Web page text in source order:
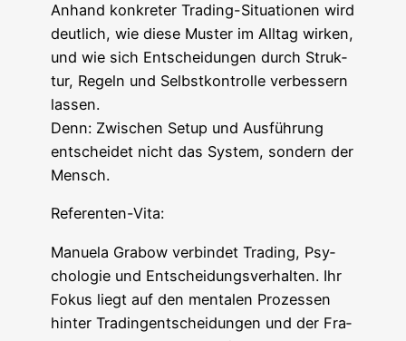
Anhand kon­kre­ter Tra­ding-Situa­tio­nen wird
deut­lich, wie die­se Mus­ter im All­tag wir­ken,
und wie sich Ent­schei­dun­gen durch Struk­
tur, Regeln und Selbst­kon­trol­le ver­bes­sern
lassen.
Denn: Zwi­schen Set­up und Aus­füh­rung
ent­schei­det nicht das Sys­tem, son­dern der
Mensch.
Refe­ren­ten-Vita:
Manue­la Gra­bow ver­bin­det Tra­ding, Psy­
cho­lo­gie und Ent­schei­dungs­ver­hal­ten. Ihr
Fokus liegt auf den men­ta­len Pro­zes­sen
hin­ter Tra­din­gent­schei­dun­gen und der Fra­